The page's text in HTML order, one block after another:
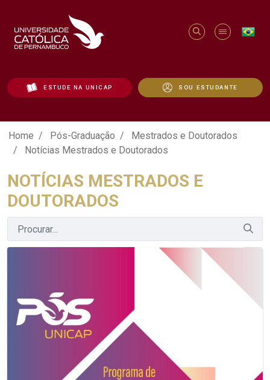
ESTUDE NA UNICAP SOU ESTUDANTE
Notícias Mestrados e Doutorados -
Home Pós-Graduação
Mestrados e Doutorados
Notícias Mestrados e Doutorados
NOTÍCIAS MESTRADOS E
DOUTORADOS